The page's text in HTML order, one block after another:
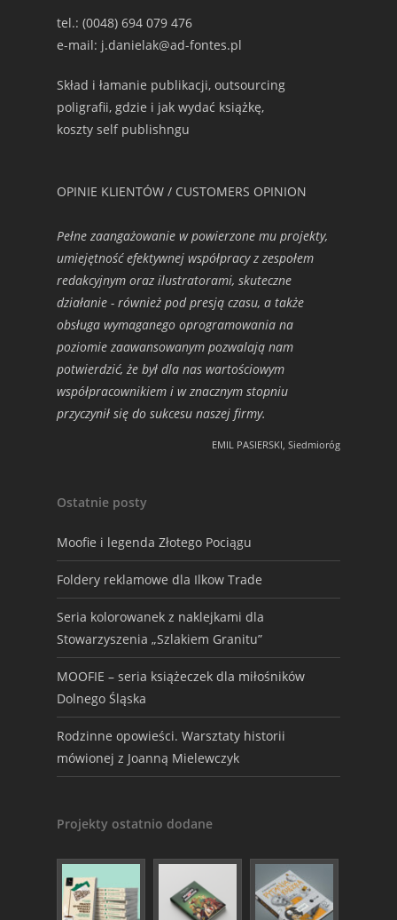
tel.: (0048) 694 079 476
e-mail: j.danielak@ad-fontes.pl
Skład i łamanie publikacji, outsourcing
poligrafii, gdzie i jak wydać książkę,
koszty self publishngu
OPINIE KLIENTÓW / CUSTOMERS OPINION
Pełne zaangażowanie w powierzone mu projekty,
umiejętność efektywnej współpracy z zespołem
redakcyjnym oraz ilustratorami, skuteczne
działanie - również pod presją czasu, a także
obsługa wymaganego oprogramowania na
poziomie zaawansowanym pozwalają nam
potwierdzić, że był dla nas wartościowym
współpracownikiem i w znacznym stopniu
przyczynił się do sukcesu naszej firmy.
EMIL PASIERSKI, Siedmioróg
Ostatnie posty
Moofie i legenda Złotego Pociągu
Foldery reklamowe dla Ilkow Trade
Seria kolorowanek z naklejkami dla
Stowarzyszenia „Szlakiem Granitu”
MOOFIE – seria książeczek dla miłośników
Dolnego Śląska
Rodzinne opowieści. Warsztaty historii
mówionej z Joanną Mielewczyk
Projekty ostatnio dodane